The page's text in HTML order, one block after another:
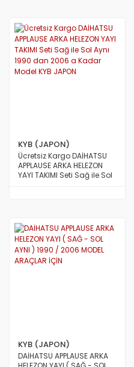
KYB (JAPON)
Ücretsiz Kargo DAİHATSU
APPLAUSE ARKA HELEZON
YAYI TAKIMI Seti Sağ ile Sol
KYB (JAPON)
DAİHATSU APPLAUSE ARKA